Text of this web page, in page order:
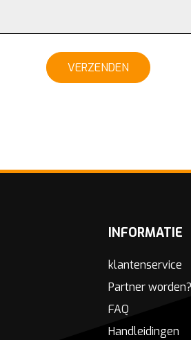
VERZENDEN
INFORMATIE
klantenservice
Partner worden?
FAQ
Handleidingen